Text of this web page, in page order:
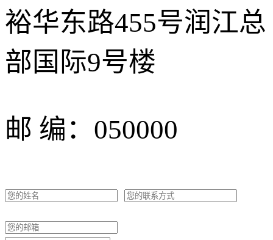
裕华东路455号润江总
部国际9号楼
邮 编：050000